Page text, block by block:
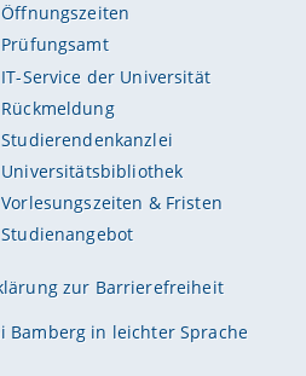
Öffnungszeiten
Prüfungsamt
IT-Service der Universität
Rückmeldung
Studierendenkanzlei
Universitätsbibliothek
Vorlesungszeiten & Fristen
Studienangebot
zur Barrierefreiheit
Bamberg in leichter Sprache